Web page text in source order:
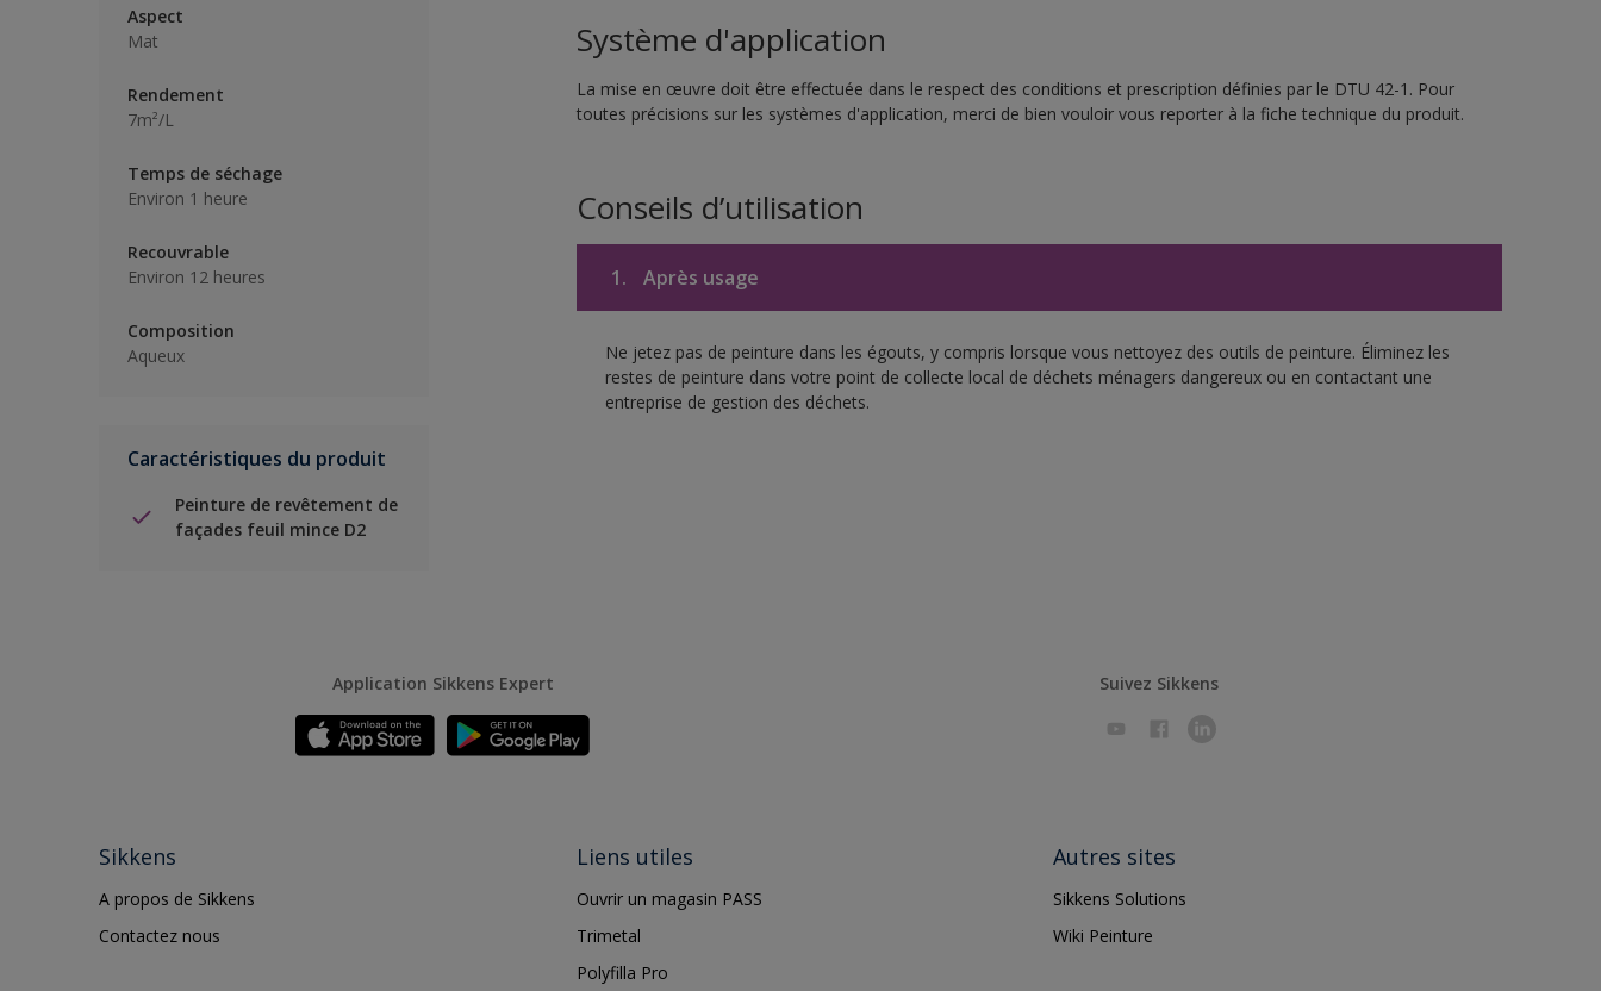
Aspect
Mat
Rendement
7m²/L
Temps de séchage
Environ 1 heure
Recouvrable
Environ 12 heures
Composition
Aqueux
Caractéristiques du produit
Peinture de revêtement de
façades feuil mince D2
Système d'application
La mise en œuvre doit être effectuée dans le respect des conditions et prescription définies par le DTU 42-1. Pour
toutes précisions sur les systèmes d'application, merci de bien vouloir vous reporter à la fiche technique du produit.
Conseils d’utilisation
1. Après usage
Ne jetez pas de peinture dans les égouts, y compris lorsque vous nettoyez des outils de peinture. Éliminez les
restes de peinture dans votre point de collecte local de déchets ménagers dangereux ou en contactant une
entreprise de gestion des déchets.
Application Sikkens Expert Suivez Sikkens
Sikkens
A propos de Sikkens
Contactez nous
Liens utiles
Ouvrir un magasin PASS
Trimetal
Polyfilla Pro
Autres sites
Sikkens Solutions
Wiki Peinture